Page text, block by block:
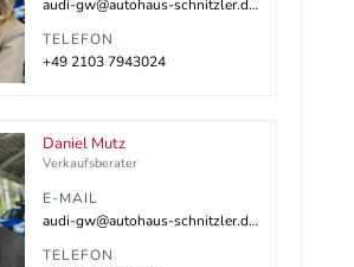
audi-gw@autohaus-schnitzler.dealerdesk.de
TELEFON
+49 2103 7943024
Daniel Mutz
Verkaufsberater
E-MAIL
audi-gw@autohaus-schnitzler.dealerdesk.de
TELEFON